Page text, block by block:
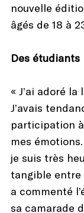
nouvelle
âgés de 18 à
Des étudiants
« J’ai adoré la
J’avais
participation
mes
je suis très
tangible entre
a commenté
sa camarade